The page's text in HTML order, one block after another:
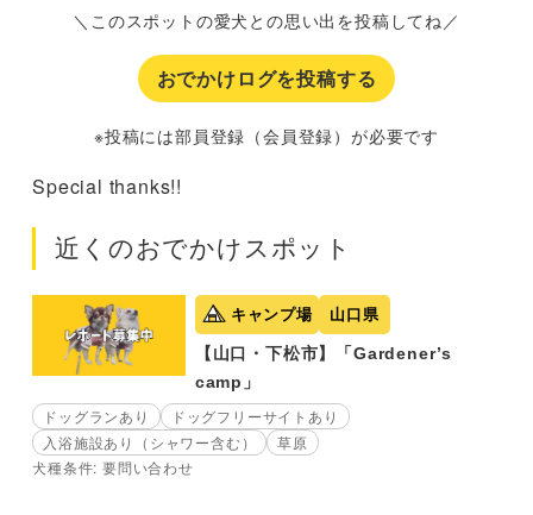
＼このスポットの愛犬との思い出を投稿してね／
おでかけログを投稿する
※投稿には部員登録（会員登録）が必要です
Special thanks!!
近くのおでかけスポット
キャンプ場 山口県
【山口・下松市】「Gardener’s
camp」
ドッグランあり
ドッグフリーサイトあり
入浴施設あり（シャワー含む）
草原
犬種条件: 要問い合わせ